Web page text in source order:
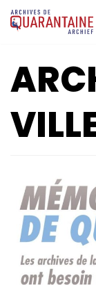
Aller
au